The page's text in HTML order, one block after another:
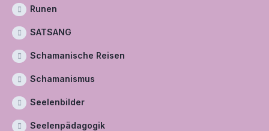
Runen
SATSANG
Schamanische Reisen
Schamanismus
Seelenbilder
Seelenpädagogik